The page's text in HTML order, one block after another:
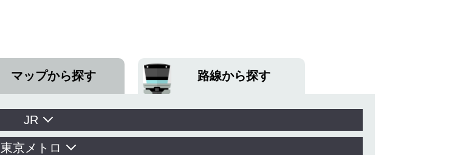
マップから探す 路線から探す
JR
東京メトロ